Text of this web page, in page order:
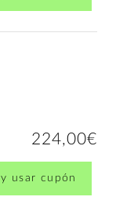
224,00€
usar cupón